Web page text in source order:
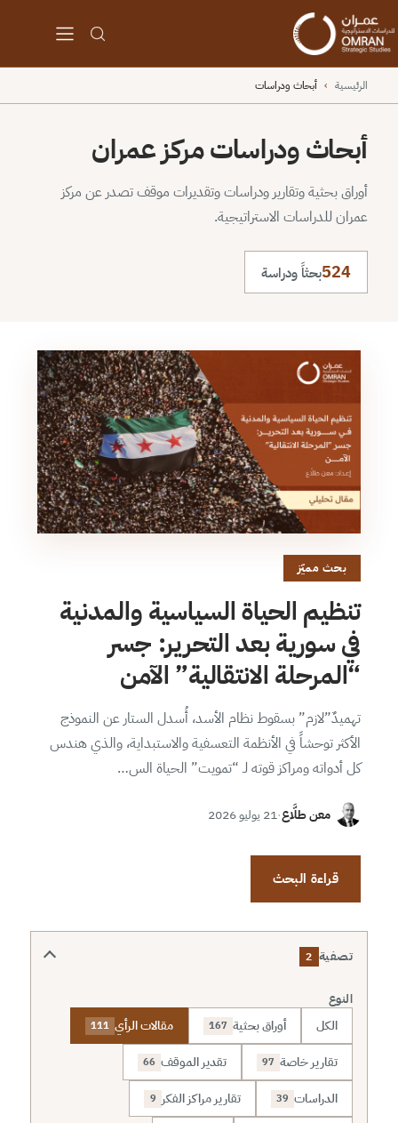
الرئيسية › أبحاث ودراسات
أبحاث ودراسات مركز عمران
أوراق بحثية وتقارير ودراسات وتقديرات موقف تصدر عن مركز
عمران للدراسات الاستراتيجية.
524بحثاً ودراسة
بحث مميّز
تنظيم الحياة السياسية والمدنية
في سورية بعد التحرير: جسر
“المرحلة الانتقالية” الآمن
تهميدٌ”لازم” بسقوط نظام الأسد، أُسدل الستار عن النموذج
الأكثر توحشاً في الأنظمة التعسفية والاستبداية، والذي هندس
كل أدواته ومراكز قوته لـ “تمويت” الحياة الس…
معن طلَّاع·21 يوليو 2026
قراءة البحث
تصفية 2
النوع
الكل أوراق بحثية 167 مقالات الرأي 111
تقارير خاصة 97 تقدير الموقف 66
الدراسات 39 تقارير مراكز الفكر 9